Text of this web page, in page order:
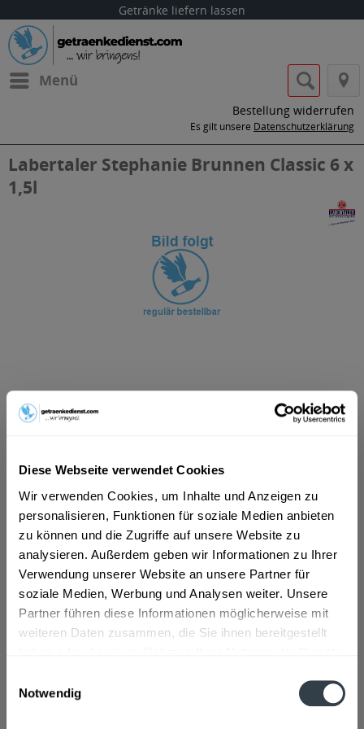
Diese Webseite verwendet Cookies
Wir verwenden Cookies, um Inhalte und Anzeigen zu
personalisieren, Funktionen für soziale Medien anbieten
zu können und die Zugriffe auf unsere Website zu
analysieren. Außerdem geben wir Informationen zu Ihrer
Verwendung unserer Website an unsere Partner für
soziale Medien, Werbung und Analysen weiter. Unsere
Partner führen diese Informationen möglicherweise mit
weiteren Daten zusammen, die Sie ihnen bereitgestellt
Notwendig
Getränke liefern lassen
Menü
Bestellung widerrufen
Es gilt unsere Datenschutzerklärung
Labertaler Stephanie Brunnen Classic 6 x
1,5l
ab 7,39 € *
Vorrätig
EINWEG
+3,00 € Pfand
In den Warenkorb
Artikel-Nr.:
28895
Verfügbar in:
"Labertaler Stephanie Brunnen Classic 6 x